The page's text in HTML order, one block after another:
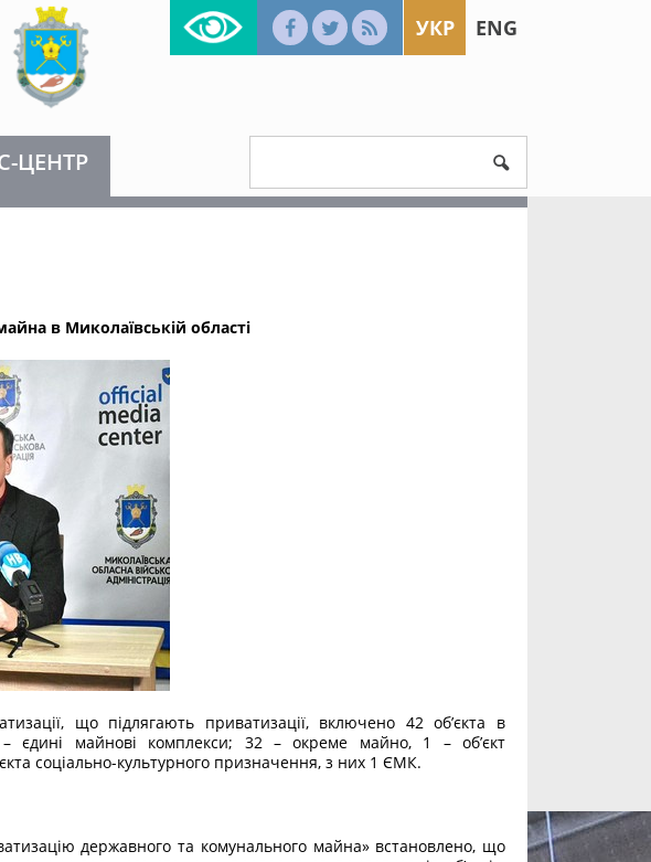
УКР ENG
ЦЕНТР
в Миколаївській області
що підлягають приватизації, включено 42 об’єкта в
– єдині майнові комплекси; 32 – окреме майно, 1 – об’єкт
соціально-культурного призначення, з них 1 ЄМК.
державного та комунального майна» встановлено, що